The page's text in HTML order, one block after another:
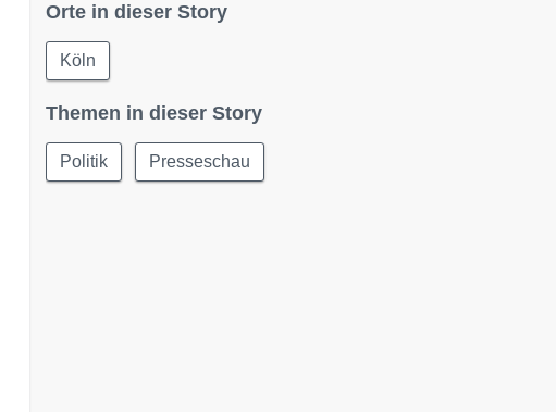
Orte in dieser Story
Köln
Themen in dieser Story
Politik Presseschau